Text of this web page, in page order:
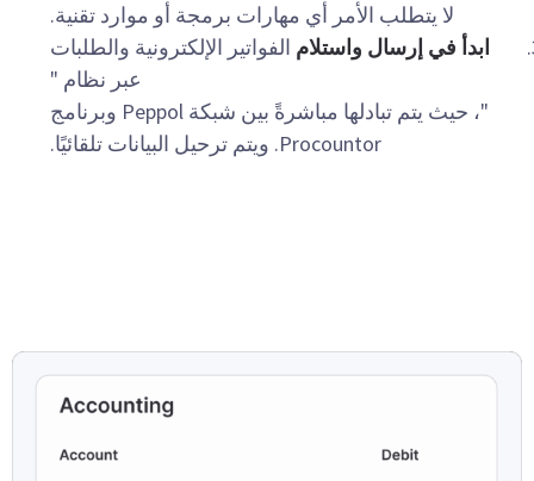
لا يتطلب الأمر أي مهارات برمجة أو موارد تقنية.
ابدأ في إرسال واستلامالفواتير الإلكترونية والطلبات
عبر نظام "
"، حيث يتم تبادلها مباشرةً بين شبكة Peppol وبرنامج
Procountor. ويتم ترحيل البيانات تلقائيًا.